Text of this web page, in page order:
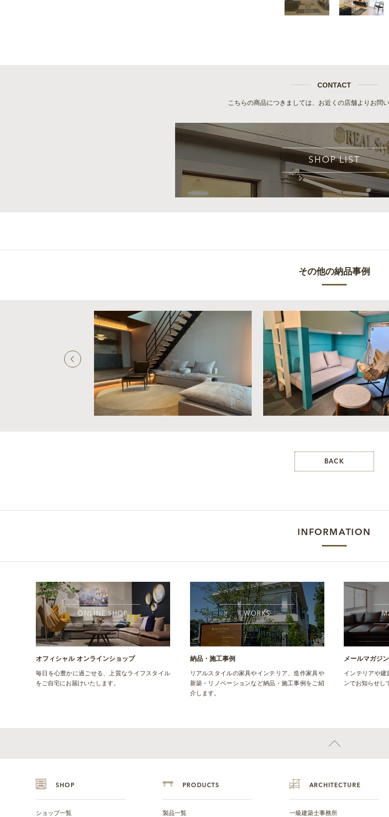
CONTACT
こちらの商品につきましては、お近くの店舗よりお問い
SHOP LIST
その他の納品事例
BACK
INFORMATION
ONLINE SHOP
オフィシャル オンラインショップ
毎日を心豊かに過ごせる、上質なライフスタイル
をご自宅にお届けいたします。
WORKS
納品・施工事例
リアルスタイルの家具やインテリア、造作家具や
新築・リノベーションなど納品・施工事例をご紹
介します。
メールマガジン
インテリアや建
ンでお知らせし
SHOP
ショップ一覧
PRODUCTS
製品一覧
ARCHITECTURE
一級建築士事務所